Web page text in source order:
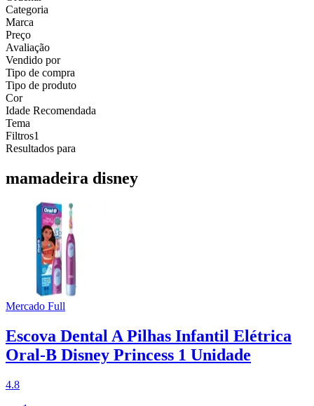
Categoria
Marca
Preço
Avaliação
Vendido por
Tipo de compra
Tipo de produto
Cor
Idade Recomendada
Tema
Filtros1
Resultados para
mamadeira disney
Mercado Full
Escova Dental A Pilhas Infantil Elétrica
Oral-B Disney Princess 1 Unidade
4.8